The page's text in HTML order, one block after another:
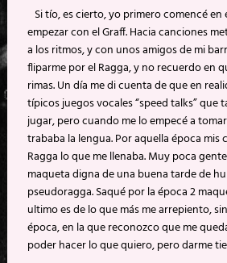
Si tío, es cierto, yo primero comencé
empezar con el Graff. Hacia canciones
a los ritmos, y con unos amigos de mi
fliparme por el Ragga, y no recuerdo en
rimas. Un día me di cuenta de que en
típicos juegos vocales “speed talks”
jugar, pero cuando me lo empecé a
trababa la lengua. Por aquella época mis
Ragga lo que me llenaba. Muy poca
maqueta digna de una buena tarde de
pseudoragga. Saqué por la época 2
ultimo es de lo que más me arrepiento,
época, en la que reconozco que me
poder hacer lo que quiero, pero darme